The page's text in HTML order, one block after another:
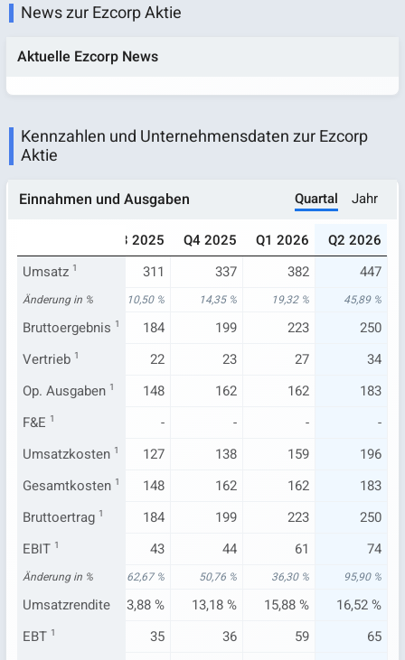
News zur Ezcorp Aktie
Aktuelle Ezcorp News
Kennzahlen und Unternehmensdaten zur Ezcorp
Aktie
Einnahmen und Ausgaben Quartal Jahr
Q3 2025 Q4 2025 Q1 2026
Q2 2026
Umsatz 1306 311 337 382 447
Änderung in %
7,24 % 10,50 % 14,35 % 19,32 % 45,89 %
Bruttoergebnis 1
178 184 199 223
250
Vertrieb 1 22 23 27
34
Op. Ausgaben 1
144 148 162 162
183
F&E 1 - - -
-
Umsatzkosten 1
128 127 138 159
196
Gesamtkosten 1
144 148 162 162
183
Bruttoertrag 1
178 184 199 223
250
EBIT 1 43 44 61 74
Änderung in %
17,60 % 62,67 % 50,76 % 36,30 % 95,90 %
Umsatzrendite
12,30 % 13,88 % 13,18 % 15,88 %
16,52 %
EBT 1 35 36 59
65